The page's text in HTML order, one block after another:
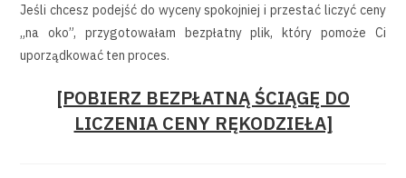
Jeśli chcesz podejść do wyceny spokojniej i przestać liczyć ceny
„na oko”, przygotowałam bezpłatny plik, który pomoże Ci
uporządkować ten proces.
[POBIERZ BEZPŁATNĄ ŚCIĄGĘ DO
LICZENIA CENY RĘKODZIEŁA]